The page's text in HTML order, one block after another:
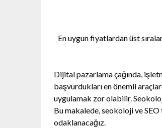
En uygun fiyatlardan üst
Dijital pazarlama çağında,
başvurdukları en önemli
uygulamak zor olabilir.
Bu makalede, seokoloji ve
odaklanacağız.